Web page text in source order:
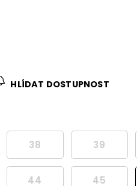
HLÍDAT DOSTUPNOST
38 39
44 45